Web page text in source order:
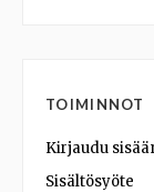
TOIMINNOT
Kirjaudu
Sisältösyöte